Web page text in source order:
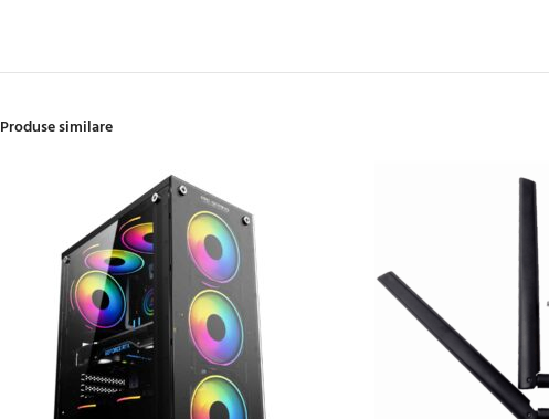
Produse similare